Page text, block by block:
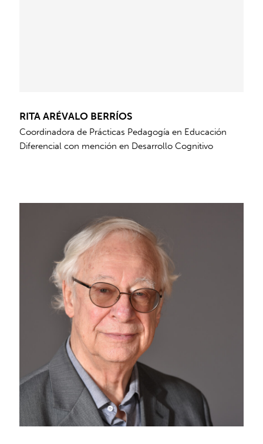
RITA ARÉVALO BERRÍOS
Coordinadora de Prácticas Pedagogía en Educación
Diferencial con mención en Desarrollo Cognitivo